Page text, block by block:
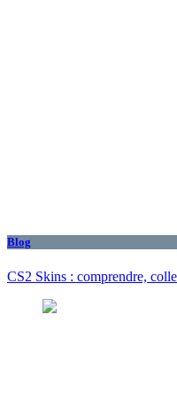
Blog
CS2 Skins : comprendre,